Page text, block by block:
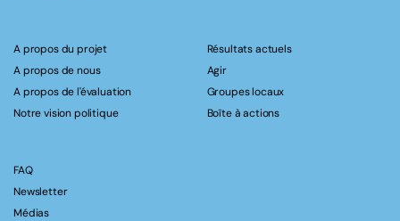
A propos du projet
A propos de nous
A propos de l'évaluation
Notre vision politique
Résultats actuels
Agir
Groupes locaux
Boîte à actions
FAQ
Newsletter
Médias